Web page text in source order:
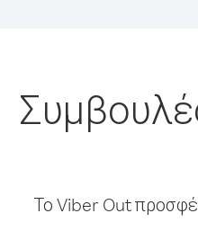
Το Viber Out